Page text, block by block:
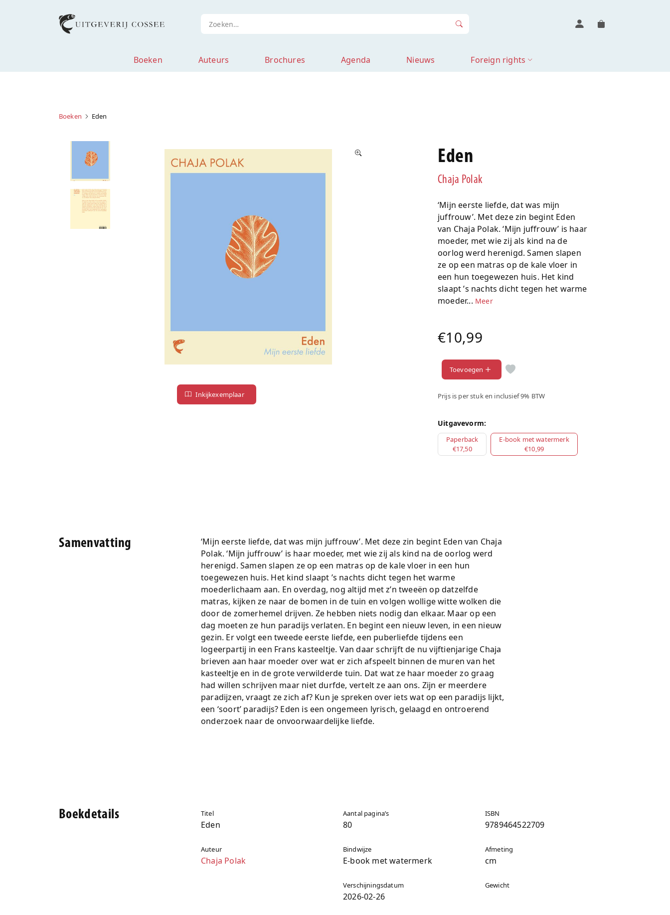
Boeken Auteurs Brochures Agenda Nieuws Foreign rights
Boeken Eden
Inkijkexemplaar
Eden
Chaja Polak
‘Mijn eerste liefde, dat was mijn
juffrouw’. Met deze zin begint Eden
van Chaja Polak. ‘Mijn juffrouw’ is haar
moeder, met wie zij als kind na de
oorlog werd herenigd. Samen slapen
ze op een matras op de kale vloer in
een hun toegewezen huis. Het kind
slaapt ’s nachts dicht tegen het warme
moeder... Meer
€10,99
Toevoegen
Prijs is per stuk en inclusief 9% BTW
Uitgavevorm:
Paperback
€17,50
E-book met watermerk
€10,99
Samenvatting
‘Mijn eerste liefde, dat was mijn juffrouw’. Met deze zin begint Eden van Chaja
Polak. ‘Mijn juffrouw’ is haar moeder, met wie zij als kind na de oorlog werd
herenigd. Samen slapen ze op een matras op de kale vloer in een hun
toegewezen huis. Het kind slaapt ’s nachts dicht tegen het warme
moederlichaam aan. En overdag, nog altijd met z’n tweeën op datzelfde
matras, kijken ze naar de bomen in de tuin en volgen wollige witte wolken die
door de zomerhemel drijven. Ze hebben niets nodig dan elkaar. Maar op een
dag moeten ze hun paradijs verlaten. En begint een nieuw leven, in een nieuw
gezin. Er volgt een tweede eerste liefde, een puberliefde tijdens een
logeerpartij in een Frans kasteeltje. Van daar schrijft de nu vijftienjarige Chaja
brieven aan haar moeder over wat er zich afspeelt binnen de muren van het
kasteeltje en in de grote verwilderde tuin. Dat wat ze haar moeder zo graag
had willen schrijven maar niet durfde, vertelt ze aan ons. Zijn er meerdere
paradijzen, vraagt ze zich af? Kun je spreken over iets wat op een paradijs lijkt,
een ‘soort’ paradijs? Eden is een ongemeen lyrisch, gelaagd en ontroerend
onderzoek naar de onvoorwaardelijke liefde.
Boekdetails Titel
Eden
Auteur
Chaja Polak
Aantal pagina’s
80
Bindwijze
E-book met watermerk
Verschijningsdatum
2026-02-26
ISBN
9789464522709
Afmeting
cm
Gewicht